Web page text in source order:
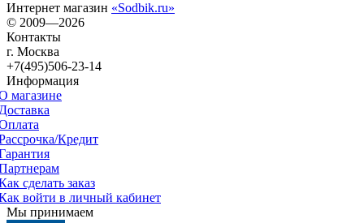
Интернет магазин «Sodbik.ru»
© 2009—2026
Контакты
г. Москва
+7(495)506-23-14
Информация
магазине
Кредит
сделать заказ
войти в личный кабинет
Мы принимаем